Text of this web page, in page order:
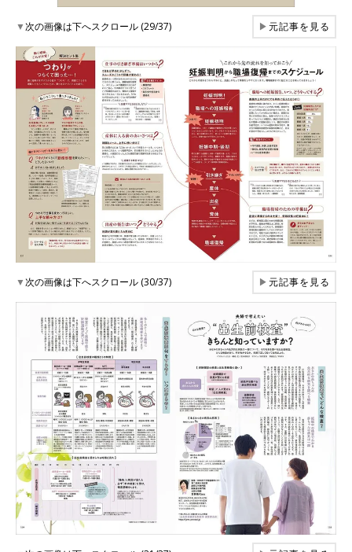
▼次の画像は下へスクロール (29/37) ▶元記事を見る
▼次の画像は下へスクロール (30/37) ▶元記事を見る